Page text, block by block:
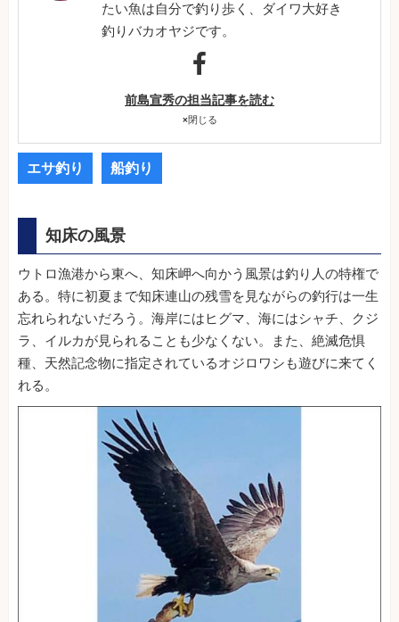
たい魚は自分で釣り歩く、ダイワ大好き
釣りバカオヤジです。
前島宣秀の担当記事を読む
×閉じる
エサ釣り 船釣り
知床の風景
ウトロ漁港から東へ、知床岬へ向かう風景は釣り人の特権で
ある。特に初夏まで知床連山の残雪を見ながらの釣行は一生
忘れられないだろう。海岸にはヒグマ、海にはシャチ、クジ
ラ、イルカが見られることも少なくない。また、絶滅危惧
種、天然記念物に指定されているオジロワシも遊びに来てく
れる。